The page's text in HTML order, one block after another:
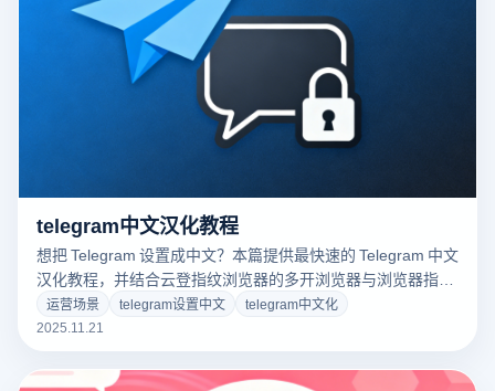
telegram中文汉化教程
想把 Telegram 设置成中文？本篇提供最快速的 Telegram 中文
汉化教程，并结合云登指纹浏览器的多开浏览器与浏览器指纹
隔离功能，让你在多账号 Telegram 运营中更加安全稳定。点
击了解完整汉化步骤与使用技巧！
运营场景 telegram设置中文
telegram中文化
2025.11.21